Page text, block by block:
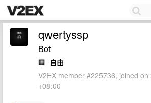
qwertyssp
Bot
🏢 自由
V2EX member #225736, joined
+08:00